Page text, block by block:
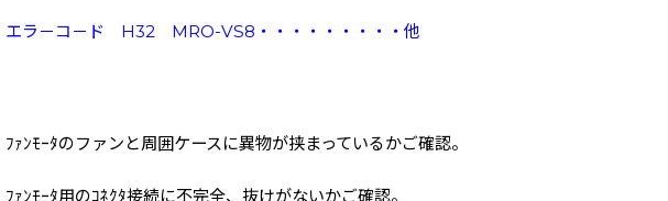
エラ－コ－ド H32 MRO-VS8・・・・・・・・・他
ﾌｧﾝﾓｰﾀのファンと周囲ケースに異物が挟まっているかご確認。
ﾌｧﾝﾓｰﾀ用のｺﾈｸﾀ接続に不完全、抜けがないかご確認。